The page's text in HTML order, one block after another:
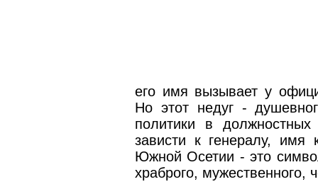
его имя вызывает у
Но этот недуг -
политики в
зависти к генералу, имя
Южной Осетии - это
храброго, мужественного,